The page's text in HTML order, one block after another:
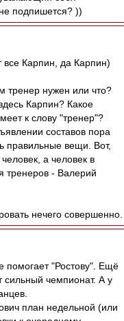
подпишется? ))
все Карпин, да Карпин)
тренер нужен или что?
Карпин? Какое
к слову "тренер"?
составов пора
правильные вещи. Вот,
а человек в
тренеров - Валерий
нечего совершенно.
помогает "Ростову". Ещё
сильный чемпионат. А у
план недельной (или